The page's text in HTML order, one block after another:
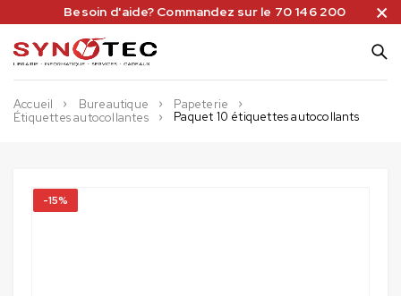
Besoin d'aide? Commandez sur le 70 146 200
Accueil Bureautique
Papeterie
Étiquettes autocollantes
Paquet 10 étiquettes autocollants
-15%